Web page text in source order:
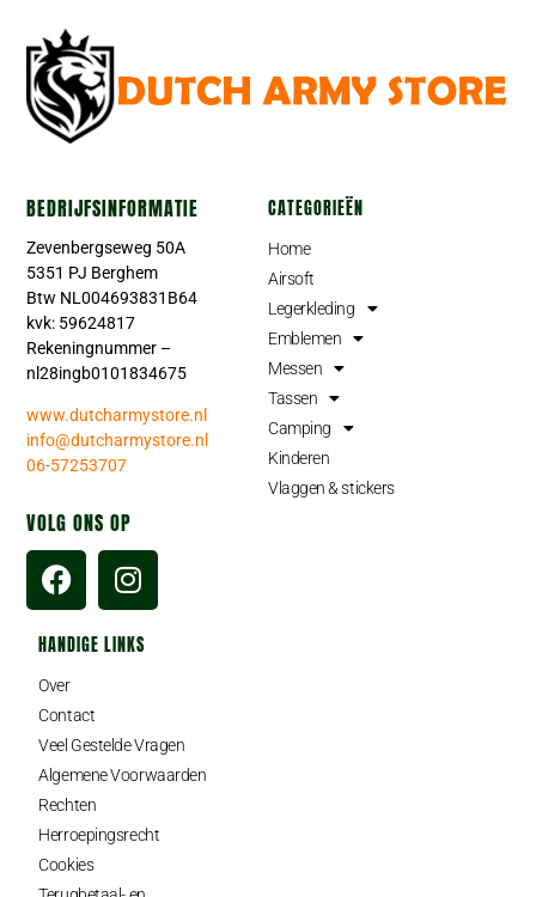
BEDRIJFSINFORMATIE
Zevenbergseweg 50A
5351 PJ Berghem
Btw NL004693831B64
kvk: 59624817
Rekeningnummer –
nl28ingb0101834675
www.dutcharmystore.nl
info@dutcharmystore.nl
06-57253707
VOLG ONS OP
CATEGORIEËN
Home
Airsoft
Legerkleding
Emblemen
Messen
Tassen
Camping
Kinderen
Vlaggen & stickers
HANDIGE LINKS
Over
Contact
Veel Gestelde Vragen
Algemene Voorwaarden
Rechten
Herroepingsrecht
Cookies